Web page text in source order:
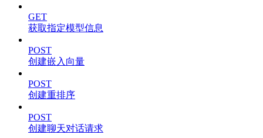
GET
获取指定模型信息
POST
创建嵌入向量
POST
创建重排序
POST
创建聊天对话请求